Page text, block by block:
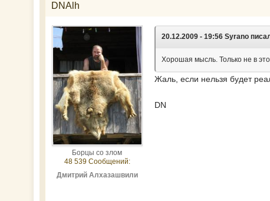
DNAlh
Борцы со злом
48 539 Сообщений:
Дмитрий Алхазашвили
20.12.2009 - 19:56 Syrano
Хорошая мысль. Только не в
Жаль, если нельзя будет
DN